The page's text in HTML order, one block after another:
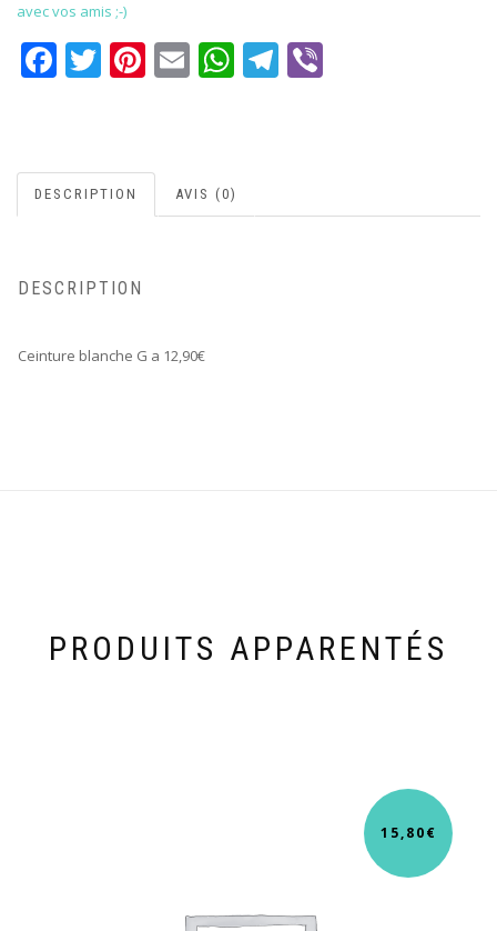
avec vos amis ;-)
Facebook
Twitter
Pinterest
EmailWhatsApp
Telegram
DESCRIPTION AVIS (0)
DESCRIPTION
Ceinture blanche G a 12,90€
PRODUITS APPARENTÉS
15,80€